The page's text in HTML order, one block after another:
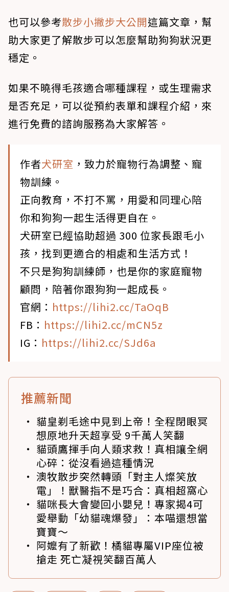
也可以參考散步小撇步大公開這篇文章，幫
助大家更了解散步可以怎麼幫助狗狗狀況更
穩定。
如果不曉得毛孩適合哪種課程，或生理需求
是否充足，可以從預約表單和課程介紹，來
進行免費的諮詢服務為大家解答。
作者犬研室 ，致力於寵物行為調整、寵
物訓練。
正向教育，不打不罵，用愛和同理心陪
你和狗狗一起生活得更自在。
犬研室已經協助超過 300 位家長跟毛小
孩，找到更適合的相處和生活方式！
不只是狗狗訓練師，也是你的家庭寵物
顧問，陪著你跟狗狗一起成長。
官網： https://lihi2.cc/TaOqB
FB： https://lihi2.cc/mCN5z
IG： https://lihi2.cc/SJd6a
推薦新聞
貓皇剃毛途中見到上帝！全程閉眼冥
想原地升天超享受 9千萬人笑翻
貓頭鷹揮手向人類求救！真相讓全網
心碎：從沒看過這種情況
澳牧散步突然轉頭「對主人燦笑放
電」！獸醫指不是巧合：真相超窩心
貓咪長大會變回小嬰兒！專家揭4可
愛舉動「幼貓魂爆發」：本喵還想當
寶寶～
阿嬤有了新歡！橘貓專屬VIP座位被
搶走 死亡凝視笑翻百萬人